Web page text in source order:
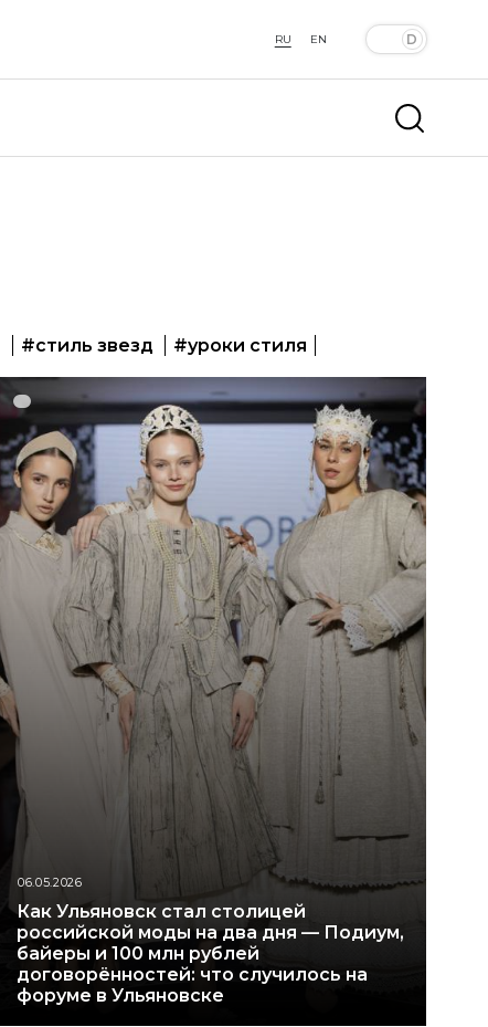
RU EN
#стиль звезд #уроки стиля
06.05.2026
Как Ульяновск стал столицей
российской моды на два дня — Подиум,
байеры и 100 млн рублей
договорённостей: что случилось на
форуме в Ульяновске